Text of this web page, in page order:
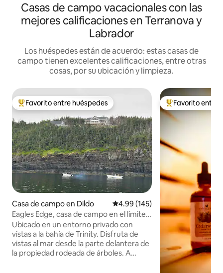
Casas de campo vacacionales con las
mejores calificaciones en Terranova y
Labrador
Los huéspedes están de acuerdo: estas casas de
campo tienen excelentes calificaciones, entre otras
cosas, por su ubicación y limpieza.
Favorito entre huéspedes preferido
Favorito entre huéspedes
Casa de campo en Dildo Calificación promedio: 4.99 de
4.99 (145)
Eagles Edge, casa de campo en el límite
de Trinity Bay
Ubicado en un entorno privado con
vistas a la bahía de Trinity. Disfruta de
vistas al mar desde la parte delantera de
la propiedad rodeada de árboles. A
Favorito entre
Favorito entre